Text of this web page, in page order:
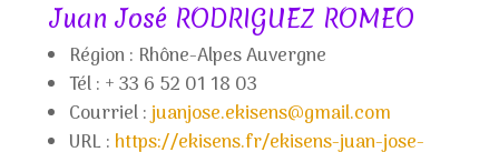
Juan José RODRIGUEZ ROMEO
Région : Rhône-Alpes Auvergne
Tél : + 33 6 52 01 18 03
Courriel :juanjose.ekisens@gmail.com
URL : https://ekisens.fr/ekisens-juan-jose-